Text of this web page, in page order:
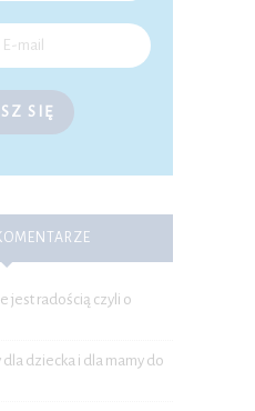
SIĘ
jest radością czyli o
dziecka i dla mamy do